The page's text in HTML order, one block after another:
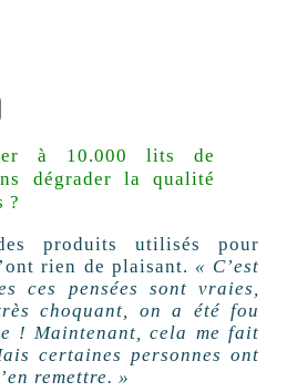
à 10.000 lits de
dégrader la qualité
?
produits utilisés pour
rien de plaisant. « C’est
ces pensées sont vraies,
choquant, on a été fou
! Maintenant, cela me fait
certaines personnes ont
remettre. »